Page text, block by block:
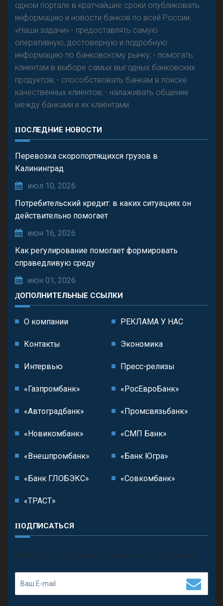
одном портале в кратчайшие сроки опубликовать
информацию и новости банков по всей России.
«Наши задачи» - предоставлять самую
оперативную, достоверную и подробную
информацию по банковскому рынку; - помогать
клиентам в выборе самых выгодных банковских
продуктов; - способствовать банкам в поиске
качественных клиентов; - налаживать общение
между банками и их клиентами.
ПОСЛЕДНИЕ НОВОСТИ
Перевозка скоропортящихся грузов в
Калининград
июл 10, 2026
Потребительский кредит: в каких ситуациях он
действительно помогает
июн 16, 2026
Как регулирование помогает формировать
справедливую среду
июн 01, 2026
ДОПОЛНИТЕЛЬНЫЕ ССЫЛКИ
О компании РЕКЛАМА У НАС
Контакты Экономика
Интервью Пресс-релизы
«Газпромбанк» «РосЕвроБанк»
«Автоградбанк» «Промсвязьбанк»
«Новикомбанк» «СМП Банк»
«Внешпромбанк» «Банк Югра»
«Банк ГЛОБЭКС» «Совкомбанк»
«ТРАСТ»
ПОДПИСАТЬСЯ
П олучить последние обновления и предложения.